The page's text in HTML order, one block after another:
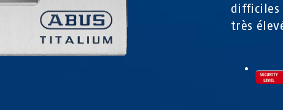
difficiles
très